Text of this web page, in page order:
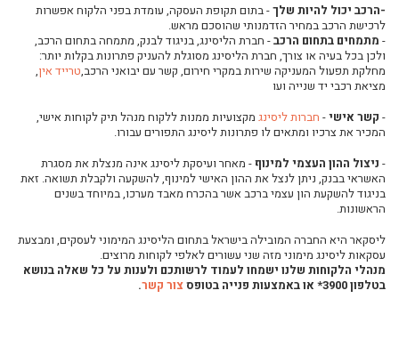
מימון וליסינג למשאית
יתרונות ליסינג מימוני
ליסינג מימוני או תפעולי
ליסינג מימוני שאלות נפוצות
ליסינג תפעולי לעסק שלך
מה זה ליסינג תפעולי פרטי?
המסמכים הנדרשים לפני ביצוע עסקת ליסינג
כיצד לבחור חברת ליסינג
ליסינג מימוני לעסקים
רכב מסחרי קטן לעסק
ליסינג לרכב מסחרי
רכב חשמלי בליסינג
-הרכב יכול להיות שלך- בתום תקופת העסקה, עומדת בפני הלקוח אפשרות
לרכישת הרכב במחיר הזדמנותי שהוסכם מראש.
- מתמחים בתחום הרכב- חברת הליסינג, בניגוד לבנק, מתמחה בתחום הרכב,
ולכן בכל בעיה או צורך, חברת הליסינג מסוגלת להעניק פתרונות בקלות יותר:
מחלקת תפעול המעניקה שירות במקרי חירום, קשר עם יבואני הרכב,טרייד אין,
מציאת רכבי יד שנייה ועו
- קשר אישי- חברות ליסינג מקצועיות ממנות ללקוח מנהל תיק לקוחות אישי,
המכיר את צרכיו ומתאים לו פתרונות ליסינג התפורים עבורו.
- ניצול ההון העצמי למינוף- מאחר ועיסקת ליסינג אינה מנצלת את מסגרת
האשראי בבנק, ניתן לנצל את ההון האישי למינוף, להשקעה ולקבלת תשואה. זאת
בניגוד להשקעת הון עצמי ברכב אשר בהכרח מאבד מערכו, במיוחד בשנים
הראשונות.
ליסקאר היא החברה המובילה בישראל בתחום הליסינג המימוני לעסקים, ומבצעת
עסקאות ליסינג מימוני מזה שני עשורים לאלפי לקוחות מרוצים.
מנהלי הלקוחות שלנו ישמחו לעמוד לרשותכם ולענות על כל שאלה בנושא
בטלפון 3900* או באמצעות פנייה בטופס
צור קשר.